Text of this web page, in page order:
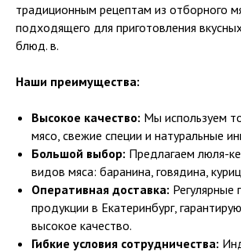
традиционным рецептам из отборного
подходящего для приготовления
блюд. в.
Наши преимущества:
Высокое качество: Мы используем
мясо, свежие специи и натуральные
Большой выбор: Предлагаем люля-
видов мяса: баранина, говядина,
Оперативная доставка: Регулярные
продукции в Екатеринбург,
высокое качество.
Гибкие условия сотрудничества: